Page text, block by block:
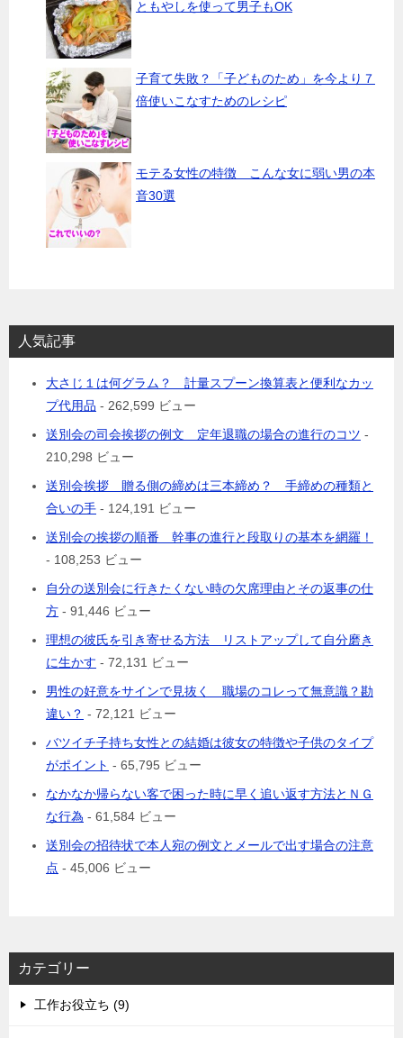
ともやしを使って男子もOK
子育て失敗？「子どものため」を今より７
倍使いこなすためのレシピ
モテる女性の特徴 こんな女に弱い男の本
音30選
人気記事
大さじ１は何グラム？ 計量スプーン換算表と便利なカッ
プ代用品 - 262,599 ビュー
送別会の司会挨拶の例文 定年退職の場合の進行のコツ -
210,298 ビュー
送別会挨拶 贈る側の締めは三本締め？ 手締めの種類と
合いの手 - 124,191 ビュー
送別会の挨拶の順番 幹事の進行と段取りの基本を網羅！
- 108,253 ビュー
自分の送別会に行きたくない時の欠席理由とその返事の仕
方 - 91,446 ビュー
理想の彼氏を引き寄せる方法 リストアップして自分磨き
に生かす - 72,131 ビュー
男性の好意をサインで見抜く 職場のコレって無意識？勘
違い？ - 72,121 ビュー
バツイチ子持ち女性との結婚は彼女の特徴や子供のタイプ
がポイント - 65,795 ビュー
なかなか帰らない客で困った時に早く追い返す方法とＮＧ
な行為 - 61,584 ビュー
送別会の招待状で本人宛の例文とメールで出す場合の注意
点 - 45,006 ビュー
カテゴリー
工作お役立ち (9)